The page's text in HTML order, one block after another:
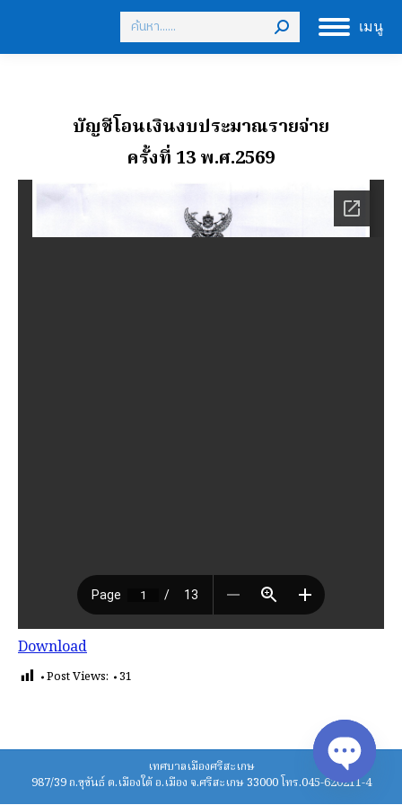
เมนู
Search:
บัญชีโอนเงินงบประมาณรายจ่าย
ครั้งที่ 13 พ.ศ.2569
Download
Post Views: 31
เทศบาลเมืองศรีสะเกษ
987/39 ถ.ขุขันธ์ ต.เมืองใต้ อ.เมือง จ.ศรีสะเกษ 33000 โทร.045-620211-4
Open